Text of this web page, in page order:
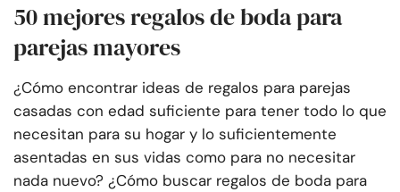
50 mejores regalos de boda para
parejas mayores
¿Cómo encontrar ideas de regalos para parejas
casadas con edad suficiente para tener todo lo que
necesitan para su hogar y lo suficientemente
asentadas en sus vidas como para no necesitar
nada nuevo? ¿Cómo buscar regalos de boda para